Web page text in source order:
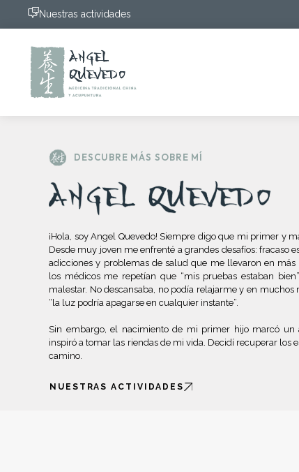
Nuestras actividades
DESCUBRE MÁS SOBRE MÍ
¡Hola, soy Angel Quevedo! Siempre digo que mi primer y
Desde muy joven me enfrenté a grandes desafíos: fracaso
adicciones y problemas de salud que me llevaron en
los médicos me repetían que “mis pruebas estaban
malestar. No descansaba, no podía relajarme y en
“la luz podría apagarse en cualquier instante”.
Sin embargo, el nacimiento de mi primer hijo marcó un
inspiró a tomar las riendas de mi vida. Decidí recuperar los
camino.
NUESTRAS ACTIVIDADES